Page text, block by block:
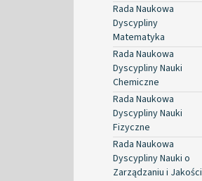
Rada Naukowa
Dyscypliny
Matematyka
Rada Naukowa
Dyscypliny Nauki
Chemiczne
Rada Naukowa
Dyscypliny Nauki
Fizyczne
Rada Naukowa
Dyscypliny Nauki o
Zarządzaniu i Jakości